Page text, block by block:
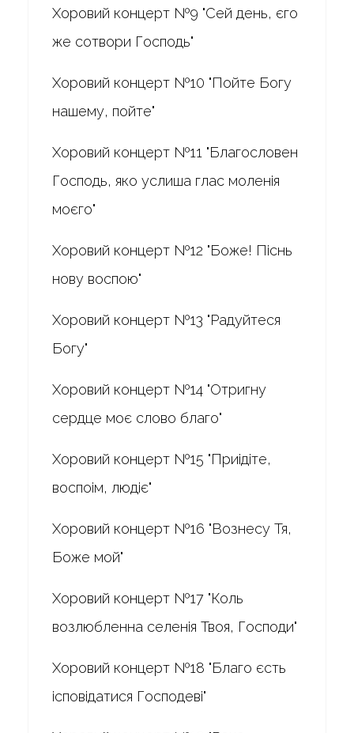
Хоровий концерт №9 "Сей день, єго
же сотвори Господь"
Хоровий концерт №10 "Пойте Богу
нашему, пойте"
Хоровий концерт №11 "Благословен
Господь, яко услиша глас моленія
моєго"
Хоровий концерт №12 "Боже! Піснь
нову воспою"
Хоровий концерт №13 "Радуйтеся
Богу"
Хоровий концерт №14 "Отригну
сердце моє слово благо"
Хоровий концерт №15 "Приідіте,
воспоім, людіє"
Хоровий концерт №16 "Вознесу Тя,
Боже мой"
Хоровий концерт №17 "Коль
возлюбленна селенія Твоя, Господи"
Хоровий концерт №18 "Благо єсть
ісповідатися Господеві"